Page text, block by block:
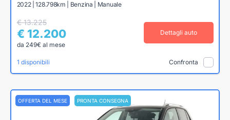
2022 | 128.798km | Benzina | Manuale
€ 13.225
€ 12.200
da 249€ al mese
Dettagli auto
1 disponibili Confronta
OFFERTA DEL MESE PRONTA CONSEGNA